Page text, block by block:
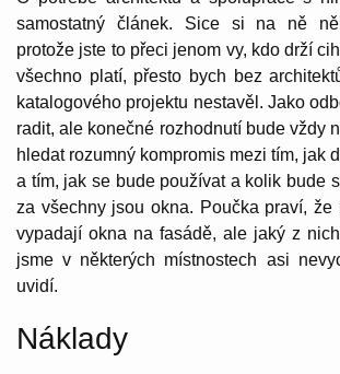
samostatný článek. Sice si na ně
protože jste to přeci jenom vy, kdo drží
všechno platí, přesto bych bez
katalogového projektu nestavěl. Jako
radit, ale konečné rozhodnutí bude vždy
hledat rozumný kompromis mezi tím, jak
a tím, jak se bude používat a kolik bude
za všechny jsou okna. Poučka praví, že
vypadají okna na fasádě, ale jaký z
jsme v některých místnostech asi
uvidí.
Náklady